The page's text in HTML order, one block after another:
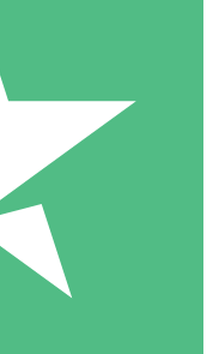
Geen maandelijkse